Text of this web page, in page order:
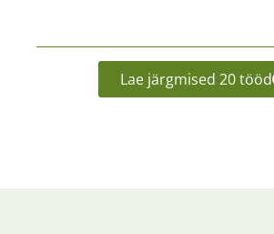
Lae järgmised 20 tööd